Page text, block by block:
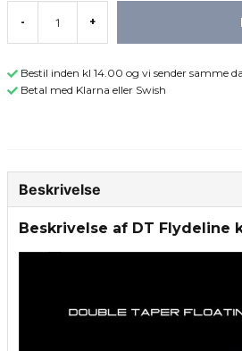
- +
Bestil inden kl 14.00 og vi sender samme
Betal med Klarna eller Swish
Beskrivelse
Beskrivelse af DT Flydeline